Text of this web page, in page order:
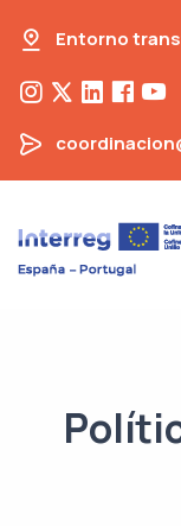
Entorno